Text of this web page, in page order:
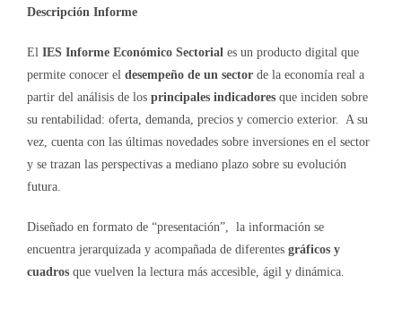
Descripción Informe
El IES Informe Económico Sectorial es un producto digital que
permite conocer el desempeño de un sector de la economía real a
partir del análisis de los principales indicadores que inciden sobre
su rentabilidad: oferta, demanda, precios y comercio exterior. A su
vez, cuenta con las últimas novedades sobre inversiones en el sector
y se trazan las perspectivas a mediano plazo sobre su evolución
futura.
Diseñado en formato de “presentación”, la información se
encuentra jerarquizada y acompañada de diferentes gráficos y
cuadros que vuelven la lectura más accesible, ágil y dinámica.